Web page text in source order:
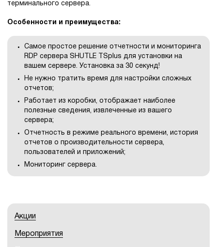
терминального сервера.
Особенности и преимущества:
Самое простое решение отчетности и мониторинга
RDP сервера SHUTLE TSplus для установки на
вашем сервере. Установка за 30 секунд!
Не нужно тратить время для настройки сложных
отчетов;
Работает из коробки, отображает наиболее
полезные сведения, извлеченные из вашего
сервера;
Отчетность в режиме реального времени, история
отчетов о производительности сервера,
пользователей и приложений;
Мониторинг сервера.
Акции
Мероприятия